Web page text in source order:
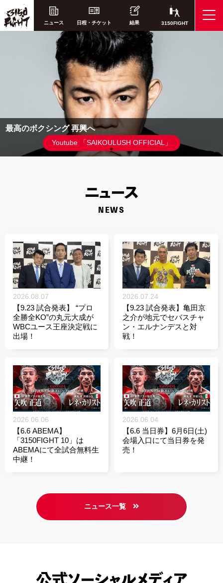
ニュース 日程・チケット 結果 3150FIGHT
最高のボクシング 再興へ
Youtube 「SAIKOULUSH OFFICIAL」
ニュース
NEWS
2026.08.07
【9.23 試合発表】 “プロ
全勝全KO”の丸元大成が
WBCユース王座決定戦に
出場！
2026.07.24
【9.23 試合発表】亀田京
之介が地元でセバスチャ
ン・エルナンデスと対
戦！
2026.06.06
【6.6 ABEMA】
「3150FIGHT 10」は
ABEMAにて全試合無料生
中継！
2026.06.04
【6.6 当日券】6月6日(土)
会場入口にて当日券を発
売！
ニュース一覧
公式ソーシャルメディア